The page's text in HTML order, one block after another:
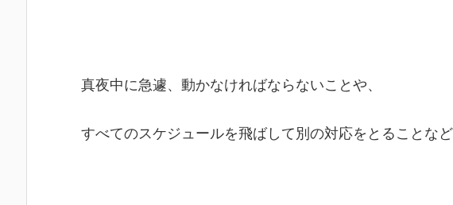
真夜中に急遽、動かなければならないことや、
すべてのスケジュールを飛ばして別の対応をとることなど